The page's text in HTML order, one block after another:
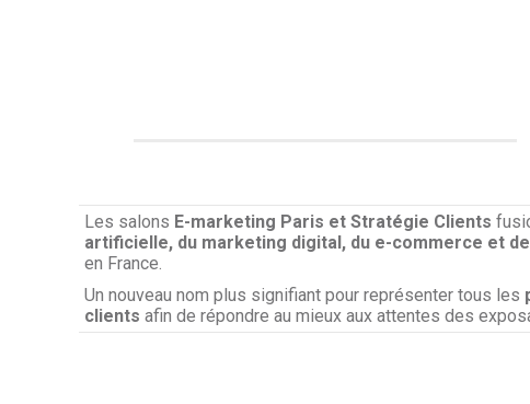
Les salons E-marketing Paris et Stratégie Clients
artificielle, du marketing digital, du e-commerce et de
en France.
Un nouveau nom plus signifiant pour représenter tous les
clients afin de répondre au mieux aux attentes des